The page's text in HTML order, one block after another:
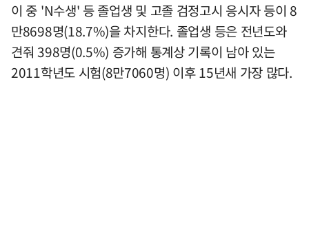
이 중 'N수생' 등 졸업생 및 고졸 검정고시 응시자 등이 8
만8698명(18.7%)을 차지한다. 졸업생 등은 전년도와
견줘 398명(0.5%) 증가해 통계상 기록이 남아 있는
2011학년도 시험(8만7060명) 이후 15년새 가장 많다.